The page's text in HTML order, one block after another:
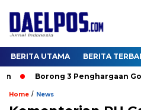
BERITA UTAMA BERITA
Borong 3 Penghargaan Gold
Home / News